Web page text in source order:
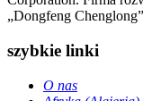
„Dongfeng
szybkie linki
O nas